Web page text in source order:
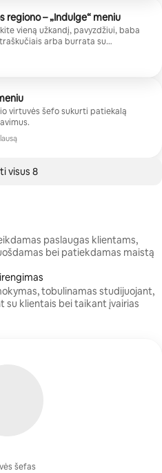
puikiu desertu, pavyzdžiui,
kanoliais, dekonstruotu
arba lydyto šokolado pyragu.
regiono – „Indulge“ meniu
vieną užkandį, pavyzdžiui, baba
arba burrata su
Tada patiekite gaivinančią
braškių salotas arba
lašiša. Desertui pasirinkite
šokolado pyragą, kanolius
sūrio pyragą.
2 asmenims.
virtuvės šefo sukurti patiekalą
visus 8
šefas
paslaugas klientams,
bei patiekdamas maistą
tobulinamas studijuojant,
klientais bei taikant įvairias